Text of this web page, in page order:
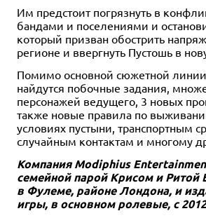
Им предстоит погрязнуть в
бандами и поселениями и
который призван обострить
регионе и ввергнуть Пустошь в
Помимо основной сюжетной
найдутся побочные задания,
персонажей ведущего, 3 новых
также новые правила по
условиях пустыни, транспортным
случайным контактам и многому
Компания Modiphius
семейной парой Крисом и Ритой
в Фулеме, районе Лондона, и
игры, в основном ролевые, с